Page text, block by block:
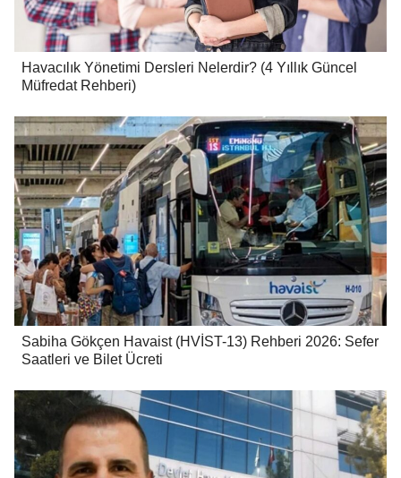
Havacılık Yönetimi Dersleri Nelerdir? (4 Yıllık Güncel
Müfredat Rehberi)
Sabiha Gökçen Havaist (HVİST-13) Rehberi 2026: Sefer
Saatleri ve Bilet Ücreti